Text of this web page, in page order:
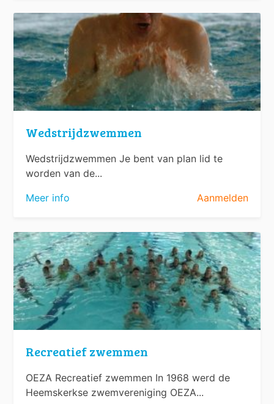
Wedstrijdzwemmen
Wedstrijdzwemmen Je bent van plan lid te
worden van de...
Meer info
Aanmelden
Recreatief zwemmen
OEZA Recreatief zwemmen In 1968 werd de
Heemskerkse zwemvereniging OEZA...